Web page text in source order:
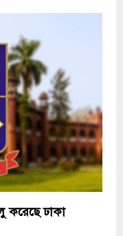
করেছে ঢাকা